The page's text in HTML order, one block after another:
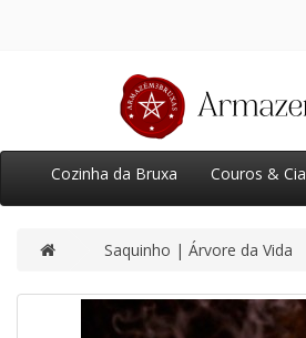
Cozinha da Bruxa Couros & Cia
Saquinho | Árvore da Vida